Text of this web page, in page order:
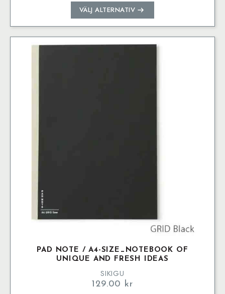
VÄLJ ALTERNATIV
Den
här
produkten
har
PAD NOTE / A4-SIZE_NOTEBOOK OF
UNIQUE AND FRESH IDEAS
SIKIGU
129.00 kr